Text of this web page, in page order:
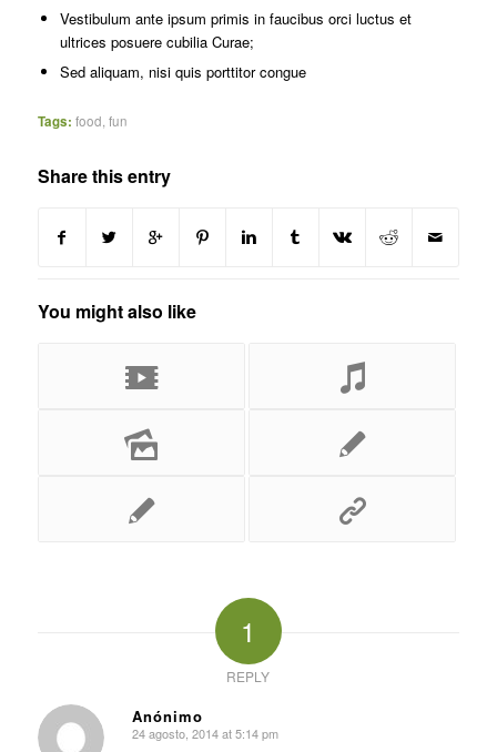
Vestibulum ante ipsum primis in faucibus orci luctus et
ultrices posuere cubilia Curae;
Sed aliquam, nisi quis porttitor congue
Tags: food fun
Share this entry
You might also like
1
REPLY
Anónimo
says:
24 agosto, 2014 at 5:14 pm